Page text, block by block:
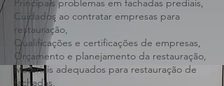
Introdução ao tema da restauração de
fachadas prediais,
Importância da manutenção de fachadas,
Principais problemas em fachadas prediais,
Cuidados ao contratar empresas para
restauração,